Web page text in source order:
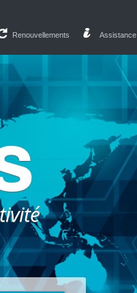
Renouvellements Assistance